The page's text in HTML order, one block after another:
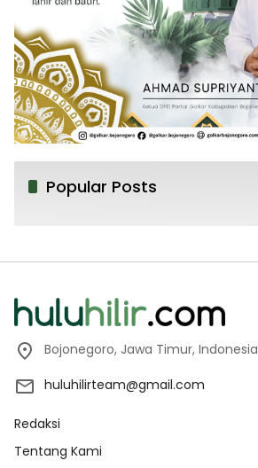
Popular Posts
Bojonegoro, Jawa Timur, Indonesia
huluhilirteam@gmail.com
Redaksi
Tentang Kami